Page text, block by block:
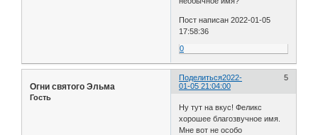
Пост написан 2022-01-05
17:58:36
0
Поделиться 5
2022-
01-05 21:04:00
Огни святого Эльма
Гость
Ну тут на вкус! Феликс
хорошее благозвучное имя.
Мне вот не особо